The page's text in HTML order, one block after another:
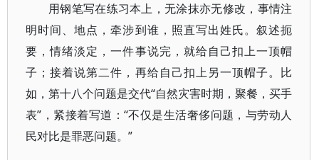
用钢笔写在练习本上，无涂抹亦无修改，事情注
明时间、地点，牵涉到谁，照直写出姓氏。叙述扼
要，情绪淡定，一件事说完，就给自己扣上一顶帽
子；接着说第二件，再给自己扣上另一顶帽子。比
如，第十八个问题是交代“自然灾害时期，聚餐，买手
表”，紧接着写道：“不仅是生活奢侈问题，与劳动人
民对比是罪恶问题。”